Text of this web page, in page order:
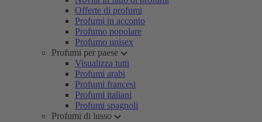
Offerte di profumi
Profumi in acconto
Profumo popolare
Profumo unisex
Profumi per paese
Visualizza tutti
Profumi arabi
Profumi francesi
Profumi italiani
Profumi spagnoli
Profumi di lusso